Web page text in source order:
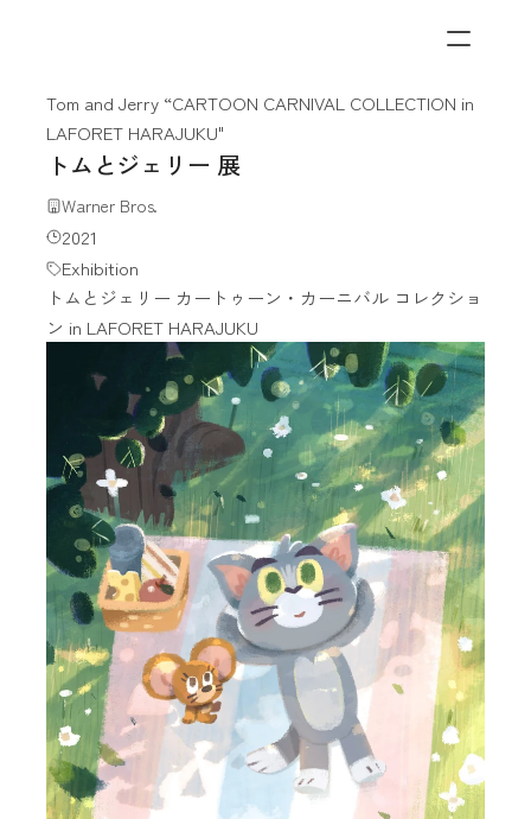
Tom and Jerry “CARTOON CARNIVAL COLLECTION in
LAFORET HARAJUKU"
トムとジェリー 展
Warner Bros.
2021
Exhibition
トムとジェリー カートゥーン・カーニバル コレクショ
ン in LAFORET HARAJUKU